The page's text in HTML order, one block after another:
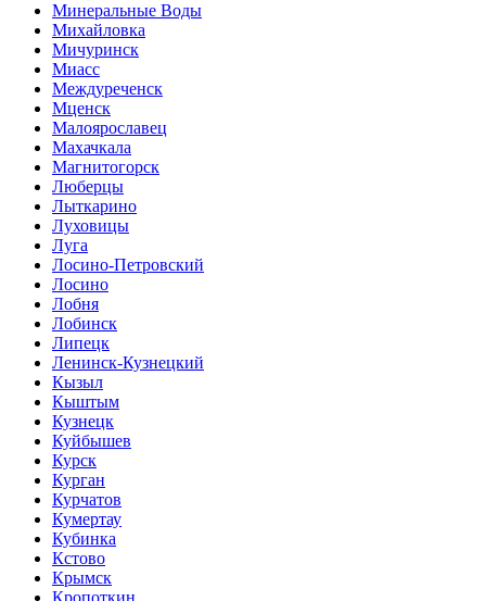
Минеральные Воды
Михайловка
Мичуринск
Миасс
Междуреченск
Мценск
Малоярославец
Махачкала
Магнитогорск
Люберцы
Лыткарино
Луховицы
Луга
Лосино-Петровский
Лосино
Лобня
Лобинск
Липецк
Ленинск-Кузнецкий
Кызыл
Кыштым
Кузнецк
Куйбышев
Курск
Курган
Курчатов
Кумертау
Кубинка
Кстово
Крымск
Кропоткин